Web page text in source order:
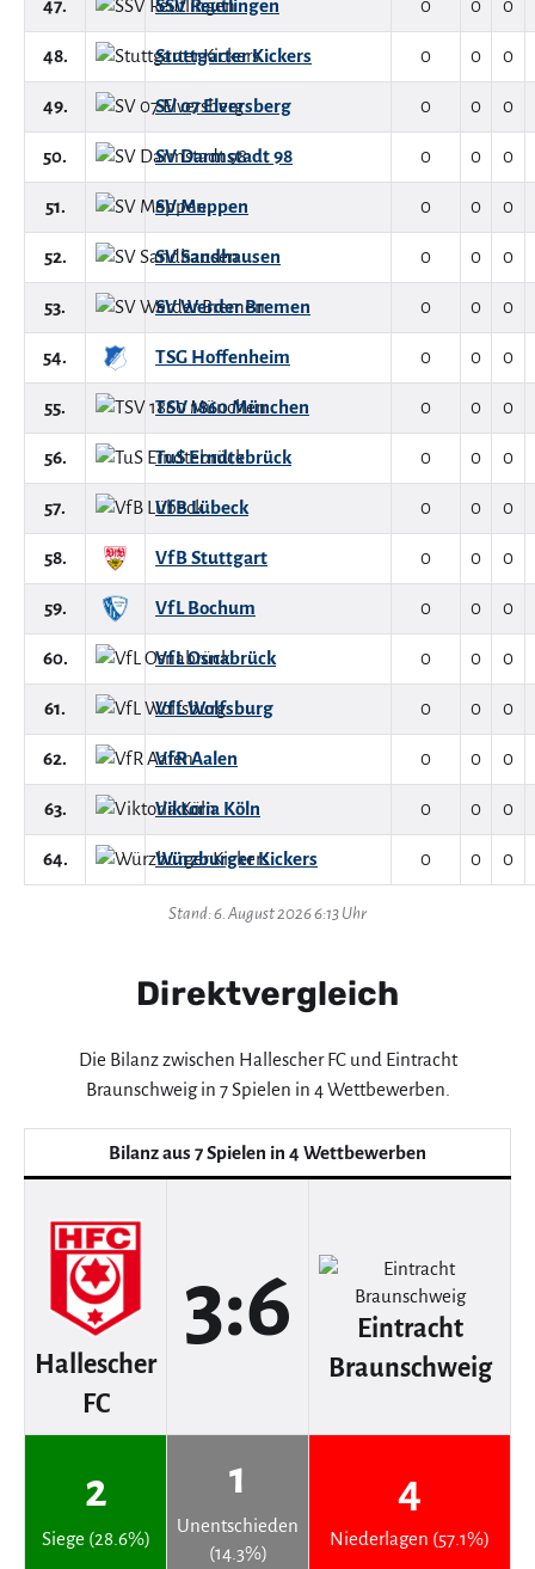
47. SSV Reutlingen 0 0 0
48. Stuttgarter Kickers 0 0 0
49. SV 07 Elversberg 0 0 0
50. SV Darmstadt 98 0 0 0
51. SV Meppen 0 0 0
52. SV Sandhausen 0 0 0
53. SV Werder Bremen 0 0 0
54. TSG Hoffenheim 0 0 0
55. TSV 1860 München 0 0 0
56. TuS Erndtebrück 0 0 0
57. VfB Lübeck 0 0 0
58. VfB Stuttgart 0 0 0
59. VfL Bochum 0 0 0
60. VfL Osnabrück 0 0 0
61. VfL Wolfsburg 0 0 0
62. VfR Aalen 0 0 0
63. Viktoria Köln 0 0 0
64. Würzburger Kickers 0 0 0
Stand: 6. August 2026 6:13 Uhr
Direktvergleich
Die Bilanz zwischen Hallescher FC und Eintracht
Braunschweig in 7 Spielen in 4 Wettbewerben.
Bilanz aus 7 Spielen in 4 Wettbewerben
Hallescher
FC
3:6
Eintracht
Braunschweig
2
Siege (28.6%)
1
Unentschieden
(14.3%)
4
Niederlagen (57.1%)